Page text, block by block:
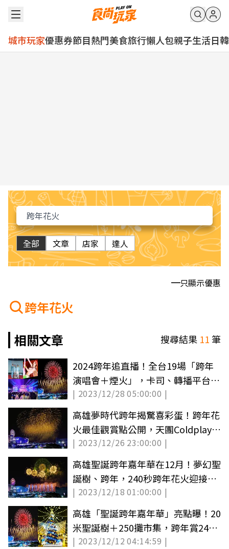
城市玩家優惠券節目熱門美食旅行懶人包親子生活日韓
全部 文章 店家 達人
只顯示優惠
跨年花火
相關文章
搜尋結果 11筆
2024跨年追直播！全台19場「跨年
演唱會＋煙火」，卡司、轉播平台懶
人包
| 2023/12/28 05:00:00 |
高雄夢時代跨年揭驚喜彩蛋！跨年花
火最佳觀賞點公開，天團Coldplay神
曲迎2024
| 2023/12/26 23:00:00 |
高雄聖誕跨年嘉年華在12月！夢幻聖
誕樹、跨年，240秒跨年花火迎接
2024
| 2023/12/18 01:00:00 |
高雄「聖誕跨年嘉年華」亮點曝！20
米聖誕樹＋250攤市集，跨年賞240
秒煙火秀
| 2023/12/12 04:14:59 |